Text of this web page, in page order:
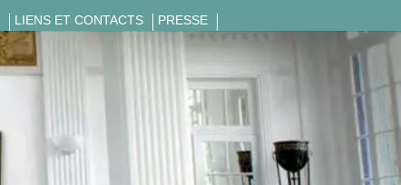
LIENS ET CONTACTS PRESSE